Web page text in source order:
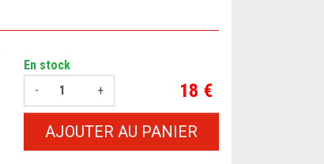
En stock
-
+ Prix
18 €
AJOUTER AU PANIER